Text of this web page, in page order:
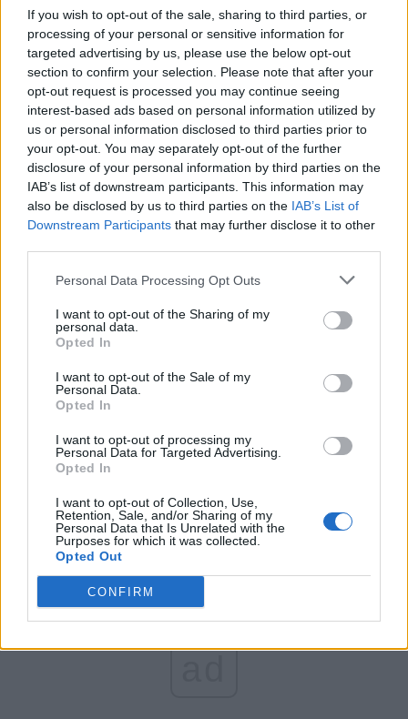
If you wish to opt-out of the sale, sharing to third parties, or
processing of your personal or sensitive information for
targeted advertising by us, please use the below opt-out
section to confirm your selection. Please note that after your
opt-out request is processed you may continue seeing
interest-based ads based on personal information utilized by
us or personal information disclosed to third parties prior to
your opt-out. You may separately opt-out of the further
disclosure of your personal information by third parties on the
IAB’s list of downstream participants. This information may
also be disclosed by us to third parties on the IAB’s List of
Downstream Participants that may further disclose it to other
Personal Data Processing Opt Outs
I want to opt-out of the Sharing of my
personal data.
Opted In
I want to opt-out of the Sale of my
Personal Data.
Opted In
I want to opt-out of processing my
Personal Data for Targeted Advertising.
Opted In
I want to opt-out of Collection, Use,
Retention, Sale, and/or Sharing of my
Personal Data that Is Unrelated with the
Purposes for which it was collected.
Opted Out
CONFIRM
SENS
SOS (Șoșoacă)
POT (Gavrilă)
PACE (Peia)
Acțiunea Conservatoare (Târziu)
PDF (Lazarus)
PUSL (D. Voiculescu)
PNȚCD (Pavelescu)
PNCR (Terheș)
Partidul Patrioților (Surugiu)
România pe Primul Loc (Ponta)
Arhiva sondajelor